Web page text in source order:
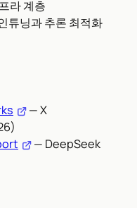
라 계층
튜닝과 추론 최적화
— X
— DeepSeek